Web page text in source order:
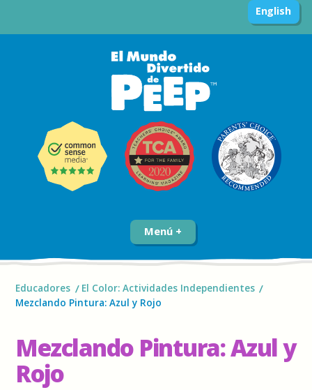
English
Menú
Educadores
El Color: Actividades Independientes
Mezclando Pintura: Azul y Rojo
Mezclando Pintura: Azul y
Rojo